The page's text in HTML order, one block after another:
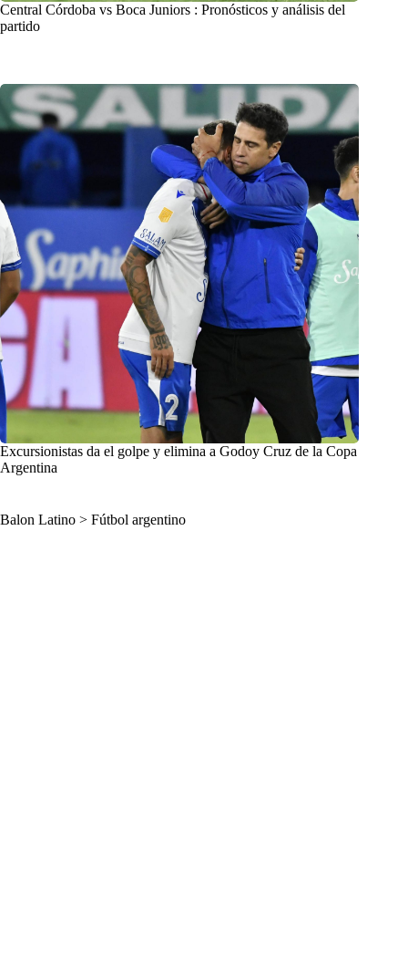
Central Córdoba vs Boca Juniors : Pronósticos y análisis del
partido
Excursionistas da el golpe y elimina a Godoy Cruz de la Copa
Argentina
Balon Latino > Fútbol argentino